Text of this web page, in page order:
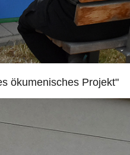
ökumenisches Projekt"